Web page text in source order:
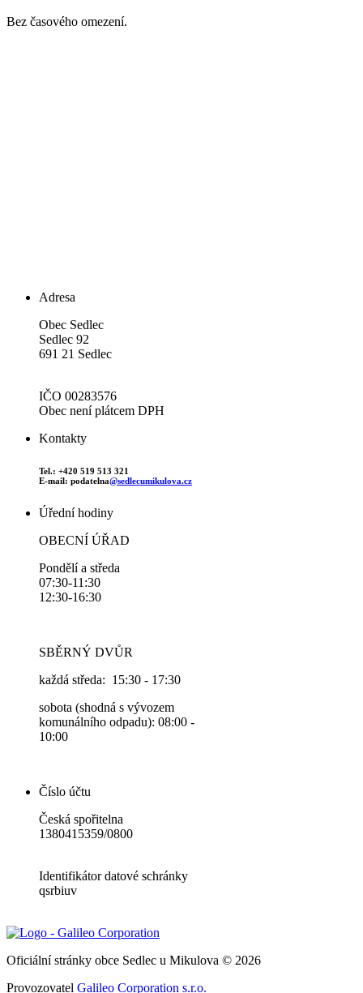
Bez časového omezení.
Adresa
Obec Sedlec
Sedlec 92
691 21 Sedlec
IČO 00283576
Obec není plátcem DPH
Kontakty
Tel.: +420 519 513 321
E-mail: podatelna@sedlecumikulova.cz
Úřední hodiny
OBECNÍ ÚŘAD
Pondělí a středa
07:30-11:30
12:30-16:30
SBĚRNÝ DVŮR
každá středa: 15:30 - 17:30
sobota (shodná s vývozem
komunálního odpadu): 08:00 -
10:00
Číslo účtu
Česká spořitelna
1380415359/0800
Identifikátor datové schránky
qsrbiuv
Oficiální stránky obce Sedlec u Mikulova © 2026
Provozovatel Galileo Corporation s.r.o.